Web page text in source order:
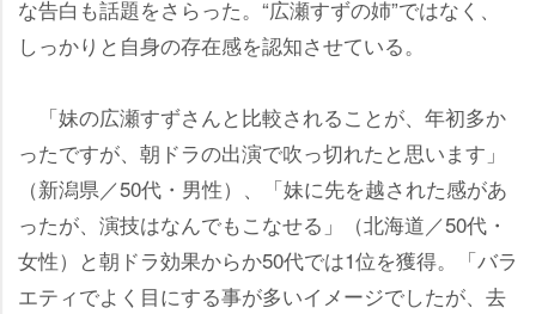
な告白も話題をさらった。“広瀬すずの姉”ではなく、
しっかりと自身の存在感を認知させている。
「妹の広瀬すずさんと比較されることが、年初多か
ったですが、朝ドラの出演で吹っ切れたと思います」
（新潟県／50代・男性）、「妹に先を越された感があ
ったが、演技はなんでもこなせる」（北海道／50代・
女性）と朝ドラ効果からか50代では1位を獲得。「バラ
エティでよく目にする事が多いイメージでしたが、去